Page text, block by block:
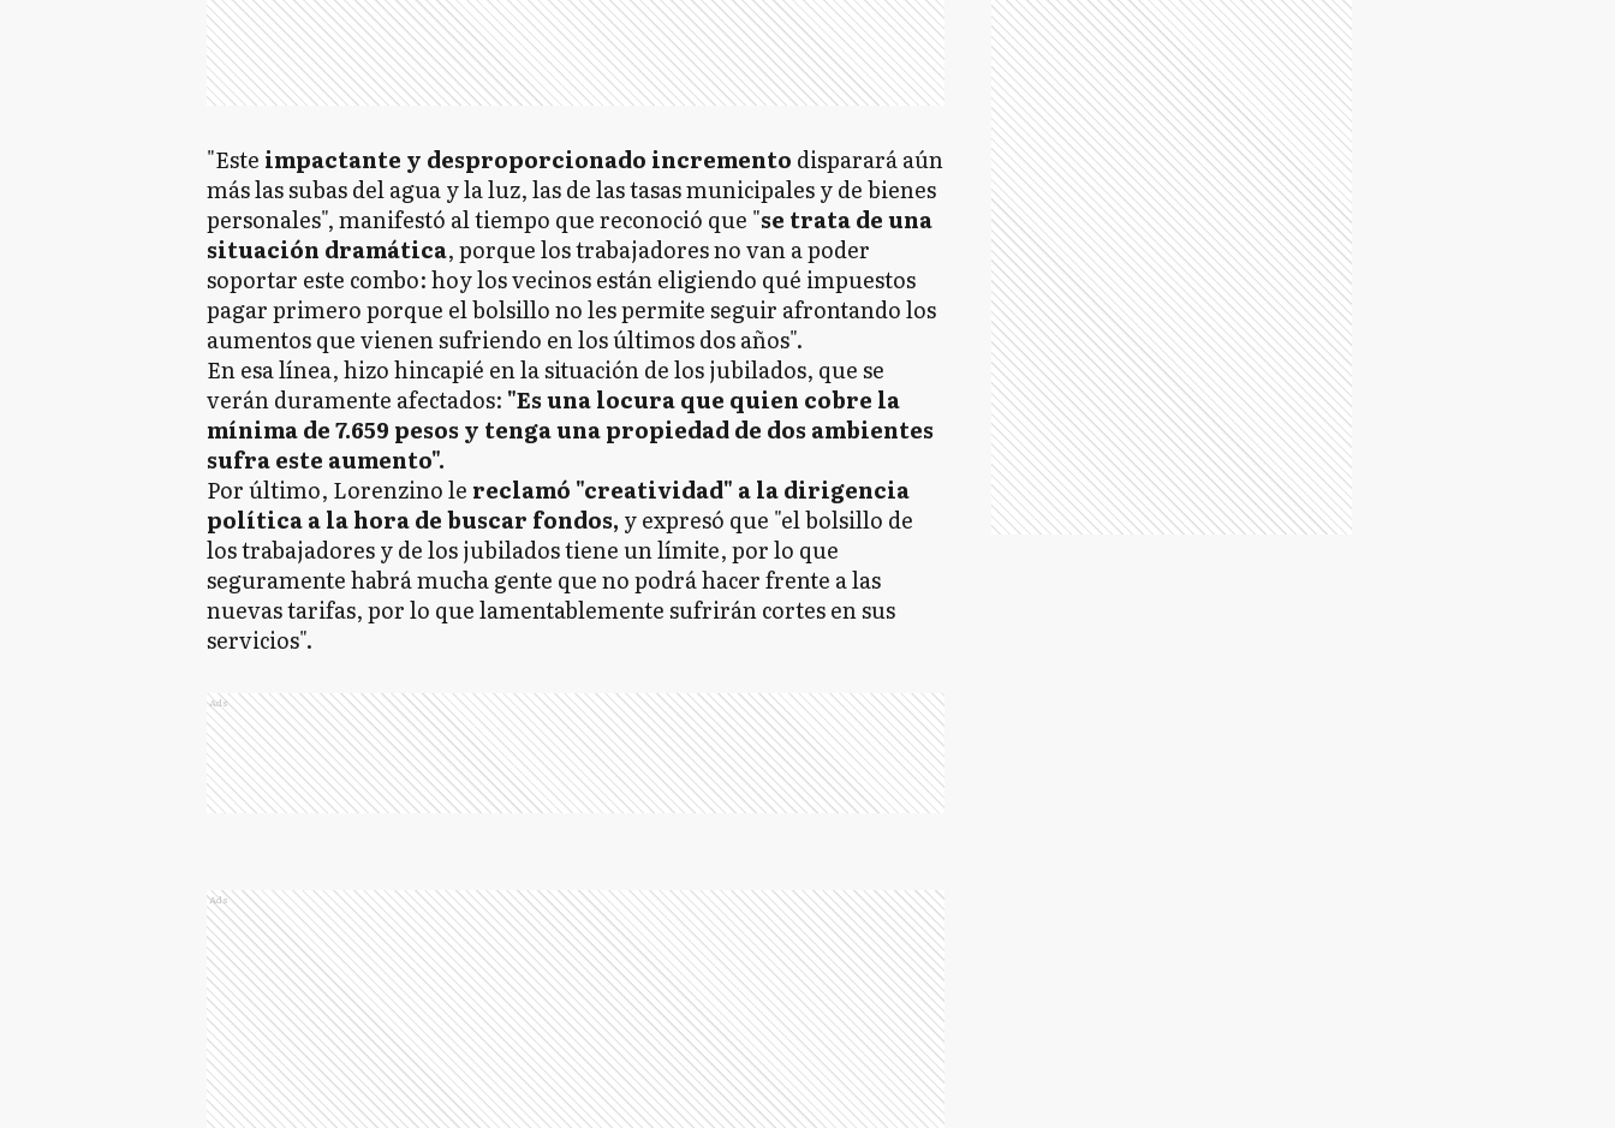
"Este impactante y desproporcionado incremento disparará aún
más las subas del agua y la luz, las de las tasas municipales y de bienes
personales", manifestó al tiempo que reconoció que "se trata de una
situación dramática, porque los trabajadores no van a poder
soportar este combo: hoy los vecinos están eligiendo qué impuestos
pagar primero porque el bolsillo no les permite seguir afrontando los
aumentos que vienen sufriendo en los últimos dos años".
En esa línea, hizo hincapié en la situación de los jubilados, que se
verán duramente afectados: "Es una locura que quien cobre la
mínima de 7.659 pesos y tenga una propiedad de dos ambientes
sufra este aumento".
Por último, Lorenzino le reclamó "creatividad" a la dirigencia
política a la hora de buscar fondos, y expresó que "el bolsillo de
los trabajadores y de los jubilados tiene un límite, por lo que
seguramente habrá mucha gente que no podrá hacer frente a las
nuevas tarifas, por lo que lamentablemente sufrirán cortes en sus
servicios".
Ads
Ads